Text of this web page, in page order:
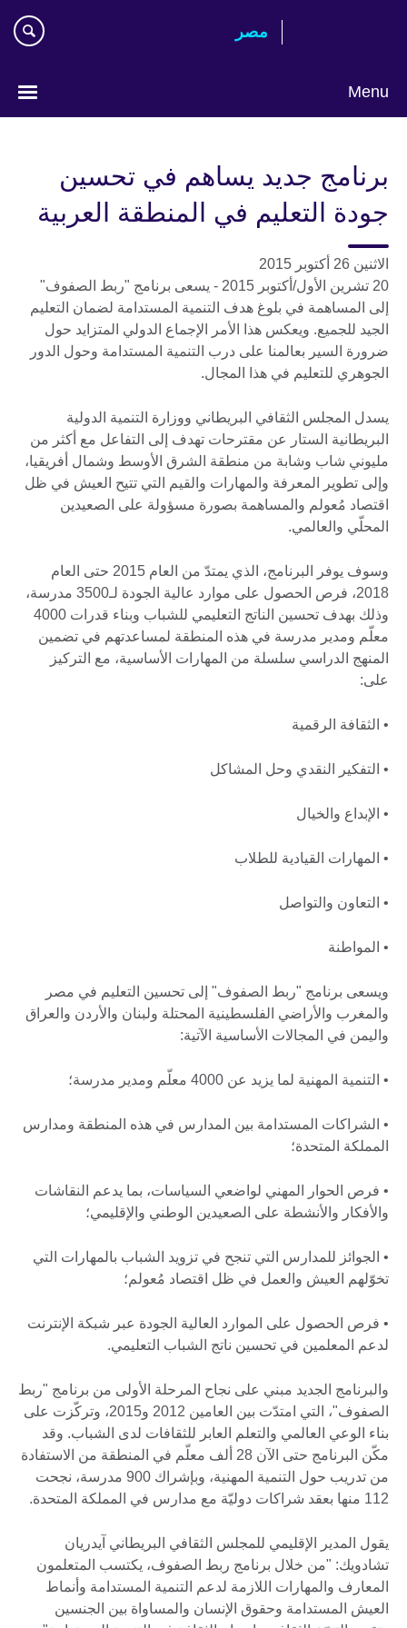
مصر‎
Menu
برنامج جديد يساهم في تحسين
جودة التعليم في المنطقة العربية
الاثنين 26 أكتوبر 2015
20 تشرين الأول/أكتوبر 2015 - يسعى برنامج "ربط الصفوف"
إلى المساهمة في بلوغ هدف التنمية المستدامة لضمان التعليم
الجيد للجميع. ويعكس هذا الأمر الإجماع الدولي المتزايد حول
ضرورة السير بعالمنا على درب التنمية المستدامة وحول الدور
الجوهري للتعليم في هذا المجال.
يسدل المجلس الثقافي البريطاني ووزارة التنمية الدولية
البريطانية الستار عن مقترحات تهدف إلى التفاعل مع أكثر من
مليوني شاب وشابة من منطقة الشرق الأوسط وشمال أفريقيا،
وإلى تطوير المعرفة والمهارات والقيم التي تتيح العيش في ظل
اقتصاد مُعولم والمساهمة بصورة مسؤولة على الصعيدين
المحلّي والعالمي.
وسوف يوفر البرنامج، الذي يمتدّ من العام 2015 حتى العام
2018، فرص الحصول على موارد عالية الجودة لـ3500 مدرسة،
وذلك بهدف تحسين الناتج التعليمي للشباب وبناء قدرات 4000
معلّم ومدير مدرسة في هذه المنطقة لمساعدتهم في تضمين
المنهج الدراسي سلسلة من المهارات الأساسية، مع التركيز
على:
• الثقافة الرقمية
• التفكير النقدي وحل المشاكل
• الإبداع والخيال
• المهارات القيادية للطلاب
• التعاون والتواصل
• المواطنة
ويسعى برنامج "ربط الصفوف" إلى تحسين التعليم في مصر
والمغرب والأراضي الفلسطينية المحتلة ولبنان والأردن والعراق
واليمن في المجالات الأساسية الآتية:
• التنمية المهنية لما يزيد عن 4000 معلّم ومدير مدرسة؛
• الشراكات المستدامة بين المدارس في هذه المنطقة ومدارس
المملكة المتحدة؛
• فرص الحوار المهني لواضعي السياسات، بما يدعم النقاشات
والأفكار والأنشطة على الصعيدين الوطني والإقليمي؛
• الجوائز للمدارس التي تنجح في تزويد الشباب بالمهارات التي
تخوّلهم العيش والعمل في ظل اقتصاد مُعولم؛
• فرص الحصول على الموارد العالية الجودة عبر شبكة الإنترنت
لدعم المعلمين في تحسين ناتج الشباب التعليمي.
والبرنامج الجديد مبني على نجاح المرحلة الأولى من برنامج "ربط
الصفوف"، التي امتدّت بين العامين 2012 و2015، وتركّزت على
بناء الوعي العالمي والتعلم العابر للثقافات لدى الشباب. وقد
مكّن البرنامج حتى الآن 28 ألف معلّم في المنطقة من الاستفادة
من تدريب حول التنمية المهنية، وبإشراك 900 مدرسة، نجحت
112 منها بعقد شراكات دوليّة مع مدارس في المملكة المتحدة.
يقول المدير الإقليمي للمجلس الثقافي البريطاني آيدريان
تشادويك: "من خلال برنامج ربط الصفوف، يكتسب المتعلمون
المعارف والمهارات اللازمة لدعم التنمية المستدامة وأنماط
العيش المستدامة وحقوق الإنسان والمساواة بين الجنسين